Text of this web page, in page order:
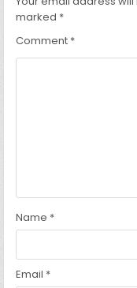
marked *
Comment *
Name *
Email *